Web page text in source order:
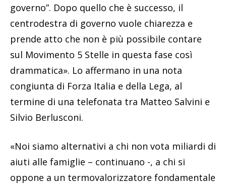
governo”. Dopo quello che è successo, il
centrodestra di governo vuole chiarezza e
prende atto che non è più possibile contare
sul Movimento 5 Stelle in questa fase così
drammatica». Lo affermano in una nota
congiunta di Forza Italia e della Lega, al
termine di una telefonata tra Matteo Salvini e
Silvio Berlusconi.
«Noi siamo alternativi a chi non vota miliardi di
aiuti alle famiglie – continuano -, a chi si
oppone a un termovalorizzatore fondamentale